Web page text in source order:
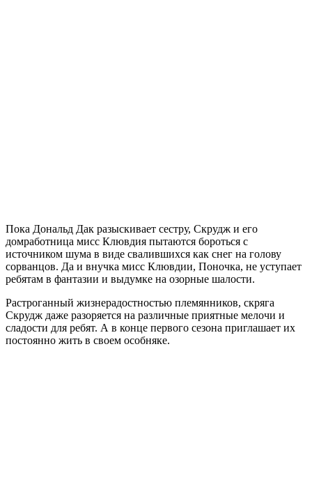
Пока Дональд Дак разыскивает сестру, Скрудж и его
домработница мисс Клювдия пытаются бороться с
источником шума в виде свалившихся как снег на голову
сорванцов. Да и внучка мисс Клювдии, Поночка, не уступает
ребятам в фантазии и выдумке на озорные шалости.
Растроганный жизнерадостностью племянников, скряга
Скрудж даже разоряется на различные приятные мелочи и
сладости для ребят. А в конце первого сезона приглашает их
постоянно жить в своем особняке.